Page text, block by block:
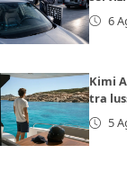
6
Kimi
tra
5